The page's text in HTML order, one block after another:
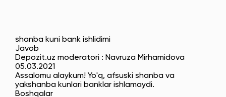
shanba kuni bank ishlidimi
Javob
Depozit.uz moderatori : Navruza Mirhamidova
05.03.2021
Assalomu alaykum! Yo'q, afsuski shanba va
yakshanba kunlari banklar ishlamaydi.
Boshqalar